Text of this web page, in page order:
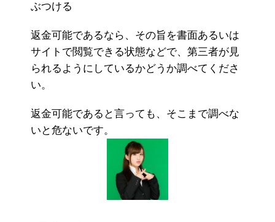
ぶつける
返金可能であるなら、その旨を書面あるいは
サイトで閲覧できる状態などで、第三者が見
られるようにしているかどうか調べてくださ
い。
返金可能であると言っても、そこまで調べな
いと危ないです。